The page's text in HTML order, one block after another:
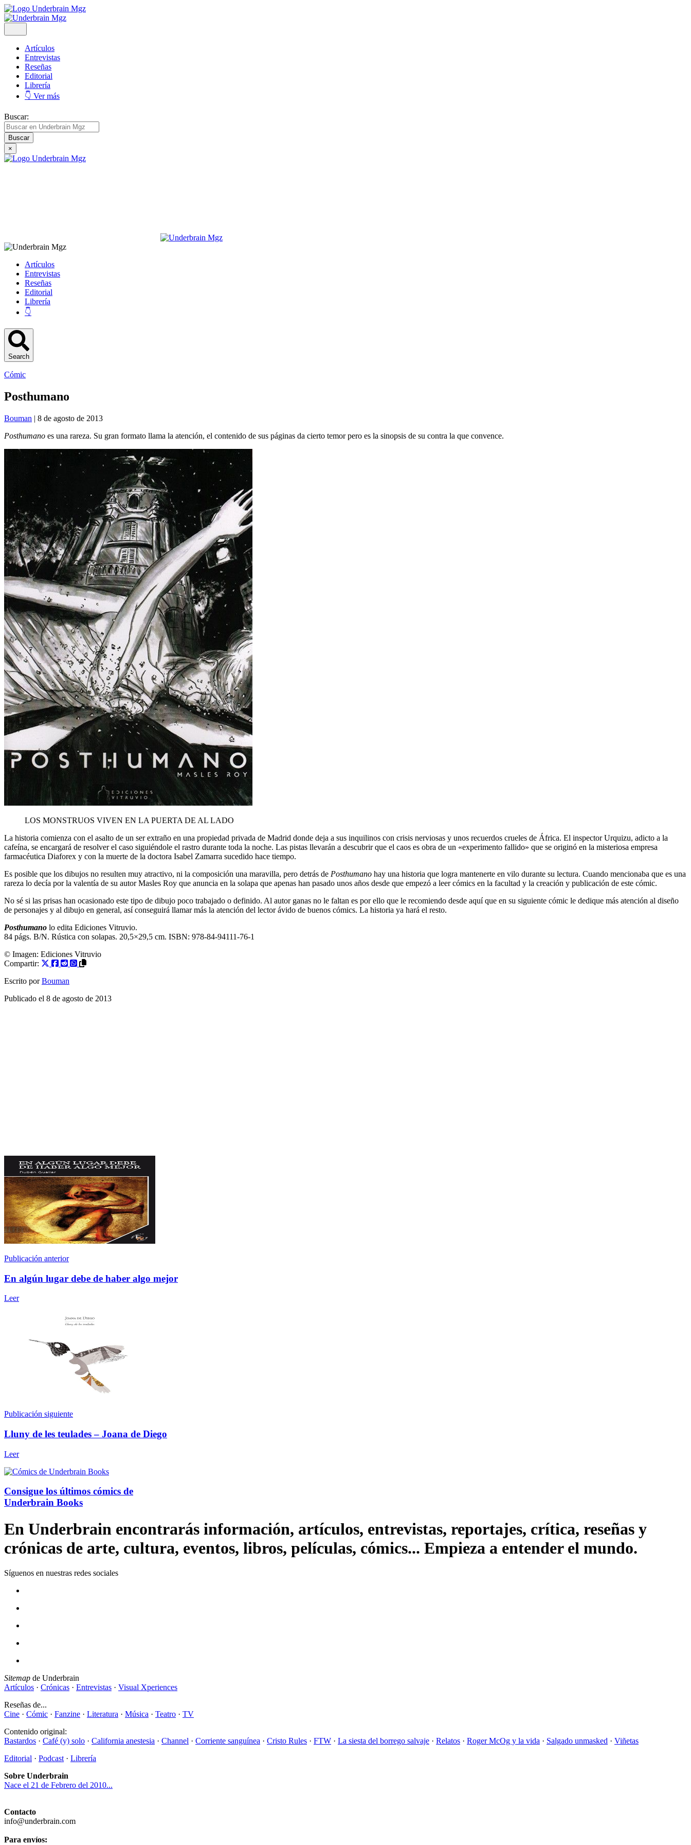
Artículos
Entrevistas
Reseñas
Editorial
Librería
👇 Ver más
Buscar:
×
Artículos
Entrevistas
Reseñas
Editorial
Librería
👇
Search
Cómic
Posthumano
Bouman | 8 de agosto de 2013
Posthumano es una rareza. Su gran formato llama la atención, el contenido de sus páginas da cierto temor pero es la sinopsis de su contra la que convence.
LOS MONSTRUOS VIVEN EN LA PUERTA DE AL LADO
La historia comienza con el asalto de un ser extraño en una propiedad privada de Madrid donde deja a sus inquilinos con crisis nerviosas y unos recuerdos crueles de África. El inspector Urquizu, adicto a la
cafeína, se encargará de resolver el caso siguiéndole el rastro durante toda la noche. Las pistas llevarán a descubrir que el caos es obra de un «experimento fallido» que se originó en la misteriosa empresa
farmacéutica Diaforex y con la muerte de la doctora Isabel Zamarra sucedido hace tiempo.
Es posible que los dibujos no resulten muy atractivo, ni la composición una maravilla, pero detrás de Posthumano hay una historia que logra mantenerte en vilo durante su lectura. Cuando mencionaba que es una
rareza lo decía por la valentía de su autor Masles Roy que anuncia en la solapa que apenas han pasado unos años desde que empezó a leer cómics en la facultad y la creación y publicación de este cómic.
No sé si las prisas han ocasionado este tipo de dibujo poco trabajado o definido. Al autor ganas no le faltan es por ello que le recomiendo desde aquí que en su siguiente cómic le dedique más atención al diseño
de personajes y al dibujo en general, así conseguirá llamar más la atención del lector ávido de buenos cómics. La historia ya hará el resto.
Posthumano lo edita Ediciones Vitruvio.
84 págs. B/N. Rústica con solapas. 20,5×29,5 cm. ISBN: 978-84-94111-76-1
© Imagen: Ediciones Vitruvio
Compartir:
Escrito por Bouman
Publicado el 8 de agosto de 2013
Publicación anterior
En algún lugar debe de haber algo mejor
Leer
Publicación siguiente
Lluny de les teulades – Joana de Diego
Leer
Consigue los últimos cómics de
Underbrain Books
En Underbrain encontrarás información, artículos, entrevistas, reportajes, crítica, reseñas y
crónicas de arte, cultura, eventos, libros, películas, cómics... Empieza a entender el mundo.
Síguenos en nuestras redes sociales
Sitemap de Underbrain
Artículos · Crónicas · Entrevistas · Visual Xperiences
Reseñas de...
Cine · Cómic · Fanzine · Literatura · Música · Teatro · TV
Contenido original:
Bastardos · Café (y) solo · California anestesia · Channel · Corriente sanguínea · Cristo Rules · FTW · La siesta del borrego salvaje · Relatos · Roger McOg y la vida · Salgado unmasked · Viñetas
Editorial · Podcast · Librería
Sobre Underbrain
Nace el 21 de Febrero del 2010...
Contacto
info@underbrain.com
Para envíos: